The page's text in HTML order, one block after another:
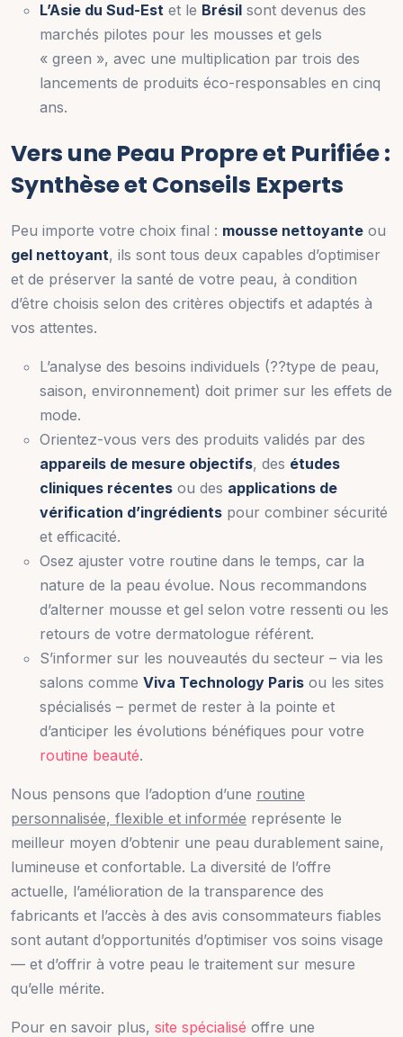
L’Asie du Sud-Est et le Brésil sont devenus des
marchés pilotes pour les mousses et gels
« green », avec une multiplication par trois des
lancements de produits éco-responsables en cinq
ans.
Vers une Peau Propre et Purifiée :
Synthèse et Conseils Experts
Peu importe votre choix final : mousse nettoyante ou
gel nettoyant, ils sont tous deux capables d’optimiser
et de préserver la santé de votre peau, à condition
d’être choisis selon des critères objectifs et adaptés à
vos attentes.
L’analyse des besoins individuels (??type de peau,
saison, environnement) doit primer sur les effets de
mode.
Orientez-vous vers des produits validés par des
appareils de mesure objectifs, des études
cliniques récentes ou des applications de
vérification d’ingrédients pour combiner sécurité
et efficacité.
Osez ajuster votre routine dans le temps, car la
nature de la peau évolue. Nous recommandons
d’alterner mousse et gel selon votre ressenti ou les
retours de votre dermatologue référent.
S’informer sur les nouveautés du secteur – via les
salons comme Viva Technology Paris ou les sites
spécialisés – permet de rester à la pointe et
d’anticiper les évolutions bénéfiques pour votre
routine beauté.
Nous pensons que l’adoption d’une routine
personnalisée, flexible et informée représente le
meilleur moyen d’obtenir une peau durablement saine,
lumineuse et confortable. La diversité de l’offre
actuelle, l’amélioration de la transparence des
fabricants et l’accès à des avis consommateurs fiables
sont autant d’opportunités d’optimiser vos soins visage
— et d’offrir à votre peau le traitement sur mesure
qu’elle mérite.
Pour en savoir plus, site spécialisé offre une